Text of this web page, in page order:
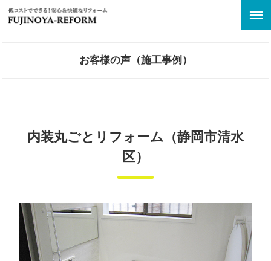
お客様の声（施工事例）
内装丸ごとリフォーム（静岡市清水
区）